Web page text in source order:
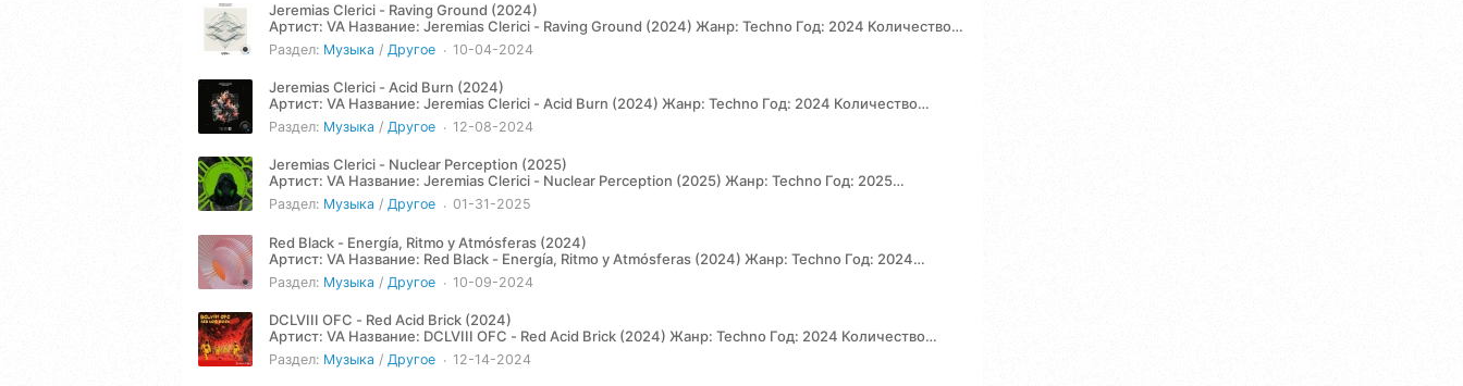
Jeremias Clerici - Raving Ground (2024)
Артист: VA Название: Jeremias Clerici - Raving Ground (2024) Жанр: Techno Год: 2024 Количество
треков: 2...
10-04-2024
Раздел: Музыка / Другое
Jeremias Clerici - Acid Burn (2024)
Артист: VA Название: Jeremias Clerici - Acid Burn (2024) Жанр: Techno Год: 2024 Количество
треков: 2...
12-08-2024
Раздел: Музыка / Другое
Jeremias Clerici - Nuclear Perception (2025)
Артист: VA Название: Jeremias Clerici - Nuclear Perception (2025) Жанр: Techno Год: 2025
Количество треков: 1...
01-31-2025
Раздел: Музыка / Другое
Red Black - Energía, Ritmo y Atmósferas (2024)
Артист: VA Название: Red Black - Energía, Ritmo y Atmósferas (2024) Жанр: Techno Год: 2024
Количество треков: 8...
10-09-2024
Раздел: Музыка / Другое
DCLVIII OFC - Red Acid Brick (2024)
Артист: VA Название: DCLVIII OFC - Red Acid Brick (2024) Жанр: Techno Год: 2024 Количество
треков: 8...
12-14-2024
Раздел: Музыка / Другое